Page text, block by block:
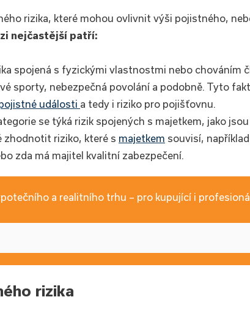
rizika, které mohou ovlivnit výši pojistného,
nejčastější patří:
spojená s fyzickými vlastnostmi nebo chováním
sporty, nebezpečná povolání a podobně. Tyto
události a tedy i riziko pro pojišťovnu.
se týká rizik spojených s majetkem, jako
zhodnotit riziko, které s majetkem souvisí,
zda má majitel kvalitní zabezpečení.
a realitního trhu – pro kupující i
rizika